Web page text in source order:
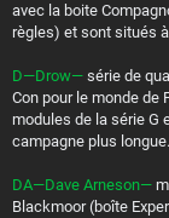
avec la boite
règles) et sont situés
D—Drow— série de
Con pour le monde de
modules de la série G
campagne plus longue.
DA—Dave Arneson—
Blackmoor (boîte